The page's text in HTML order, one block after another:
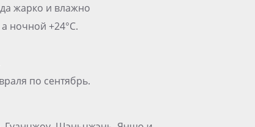
жарко и влажно
ночной +24°С.
по сентябрь.